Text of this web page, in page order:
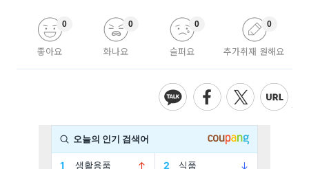
좋아요
0
화나요
0
슬퍼요
0
추가취재 원해요
0